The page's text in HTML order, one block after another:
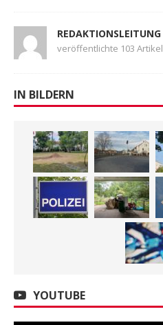
REDAKTIONSLEITUNG
veröffentlichte 103 Artikel
IN BILDERN
YOUTUBE